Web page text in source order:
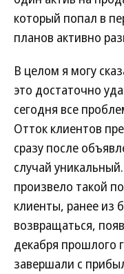
который попал в
планов активно
В целом я могу
это достаточно
сегодня все
Отток клиентов
сразу после
случай
произвело такой
клиенты, ранее из
возвращаться,
декабря прошлого
завершали с